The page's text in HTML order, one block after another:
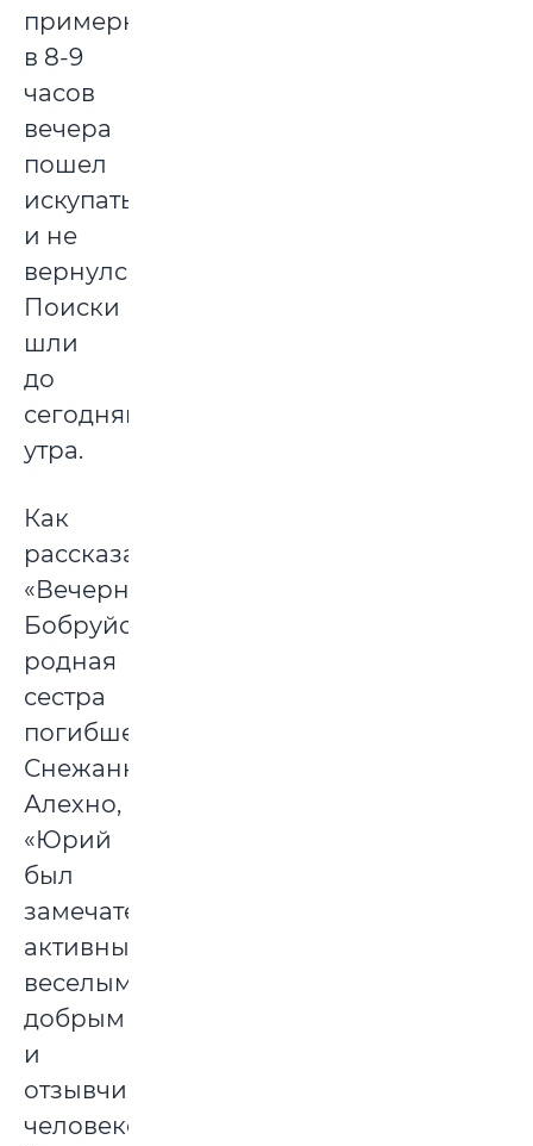
примерно
в 8-9
часов
вечера
пошел
искупаться
и не
вернулся.
Поиски
шли
до
сегодняшнего
утра.
Как
рассказала
«Вечернему
Бобруйску»
родная
сестра
погибшего,
Снежанна
Алехно,
«Юрий
был
замечательным,
активным,
веселым,
добрым
и
отзывчивым
человеком...